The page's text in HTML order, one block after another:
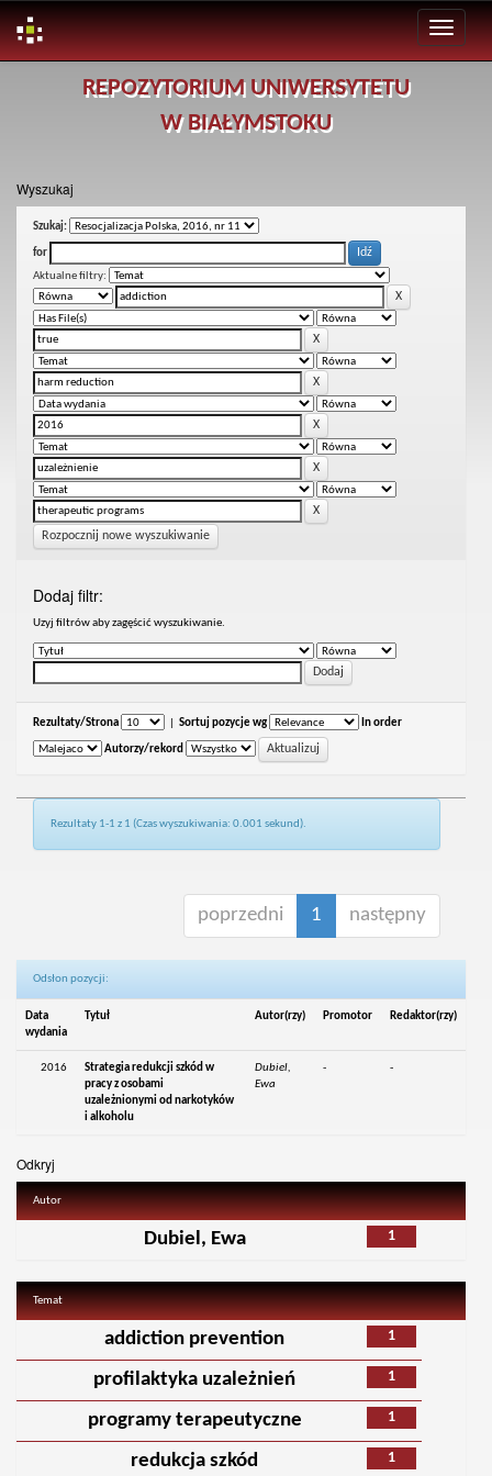
REPOZYTORIUM UNIWERSYTETU
W BIAŁYMSTOKU
Wyszukaj
Szukaj:
for
Aktualne filtry:
Rozpocznij nowe wyszukiwanie
Dodaj filtr:
Uzyj filtrów aby zagęścić wyszukiwanie.
Rezultaty/Strona Sortuj pozycje wg In order
Autorzy/rekord
Rezultaty 1-1 z 1 (Czas wyszukiwania: 0.001 sekund).
poprzedni 1 następny
Odsłon pozycji:
Data
wydania
Tytuł Autor(rzy) Promotor Redaktor(rzy)
2016
Strategia redukcji szkód w
pracy z osobami
uzależnionymi od narkotyków
i alkoholu
Dubiel,
Ewa
- -
Odkryj
Autor
1
Dubiel, Ewa
Temat
1
addiction prevention
1
profilaktyka uzależnień
1
programy terapeutyczne
1
redukcja szkód